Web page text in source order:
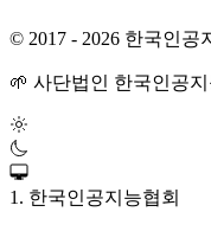
© 2017 - 2026 한국인공
🌱 사단법인 한국인공지
1. 한국인공지능협회